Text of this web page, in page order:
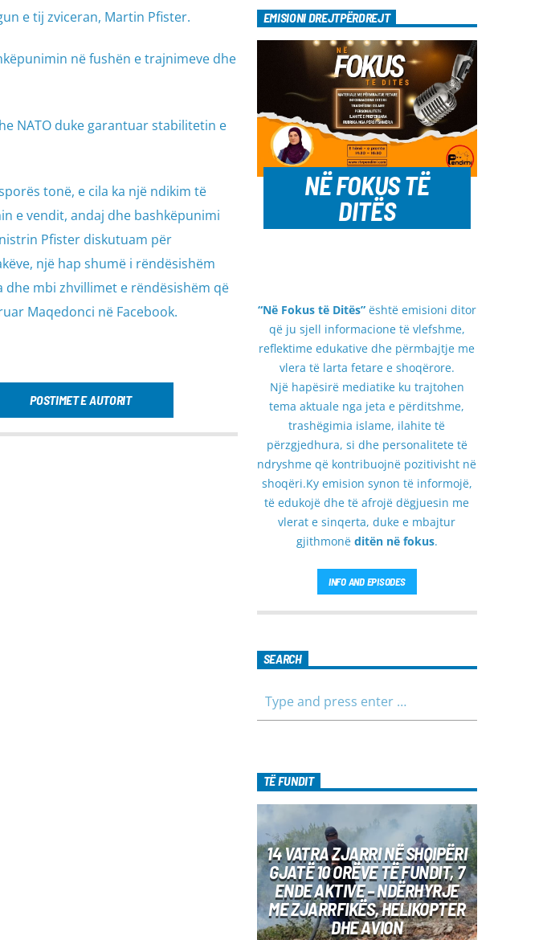
e tij zviceran, Martin Pfister.
në fushën e trajnimeve dhe
NATO duke garantuar stabilitetin e
tonë, e cila ka një ndikim të
e vendit, andaj dhe bashkëpunimi
Pfister diskutuam për
një hap shumë i rëndësishëm
mbi zhvillimet e rëndësishëm që
Maqedonci në Facebook.
POSTIMET E AUTORIT
EMISIONI DREJTPËRDREJT
NË FOKUS TË
DITËS
“Në Fokus të Ditës”është emisioni ditor
që ju sjell informacione të vlefshme,
reflektime edukative dhe përmbajtje me
vlera të larta fetare e shoqërore.
Një hapësirë mediatike ku trajtohen
tema aktuale nga jeta e përditshme,
trashëgimia islame, ilahite të
përzgjedhura, si dhe personalitete të
ndryshme që kontribuojnë pozitivisht në
shoqëri.Ky emision synon të informojë,
të edukojë dhe të afrojë dëgjuesin me
vlerat e sinqerta, duke e mbajtur
gjithmonë ditën në fokus.
INFO AND EPISODES
SEARCH
TË FUNDIT
14 VATRA ZJARRI NË SHQIPËRI
GJATË 10 ORËVE TË FUNDIT, 7
ENDE AKTIVE – NDËRHYRJE
ME ZJARRFIKËS, HELIKOPTER
DHE AVION